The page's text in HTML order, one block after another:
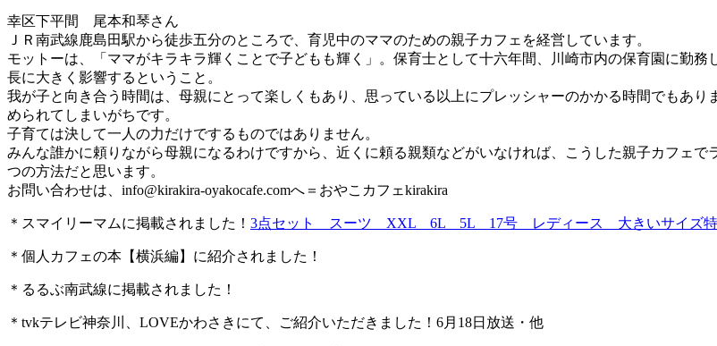
幸区下平間 尾本和琴さん
ＪＲ南武線鹿島田駅から徒歩五分のところで、育児中のママのための親子カフェを経営しています。
モットーは、「ママがキラキラ輝くことで子どもも輝く」。保育士として十六年間、川崎市内の保育園に勤
長に大きく影響するということ。
我が子と向き合う時間は、母親にとって楽しくもあり、思っている以上にプレッシャーのかかる時間でもあ
められてしまいがちです。
子育ては決して一人の力だけでするものではありません。
みんな誰かに頼りながら母親になるわけですから、近くに頼る親類などがいなければ、こうした親子カフェ
つの方法だと思います。
お問い合わせは、 info@kirakira-oyakocafe.comへ＝おやこカフェkirakira
＊スマイリーマムに掲載されました！ 3点セット スーツ XXL 6L 5L 17号 レディース 大きいサイズ特
＊個人カフェの本【横浜編】に紹介されました！
＊るるぶ南武線に掲載されました！
＊tvkテレビ神奈川、LOVEかわさきにて、ご紹介いただきました！6月18日放送・他